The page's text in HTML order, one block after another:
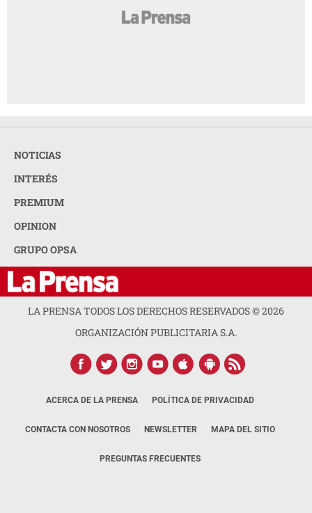
NOTICIAS
INTERÉS
PREMIUM
OPINION
GRUPO OPSA
LA PRENSA TODOS LOS DERECHOS RESERVADOS ©2026
ORGANIZACIÓN PUBLICITARIA S.A.
ACERCA DE LA PRENSA POLÍTICA DE PRIVACIDAD
CONTACTA CON NOSOTROS NEWSLETTER MAPA DEL SITIO
PREGUNTAS FRECUENTES